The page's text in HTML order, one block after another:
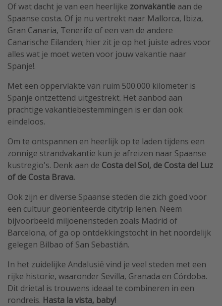
Of wat dacht je van een heerlijke zonvakantie aan de
Spaanse costa. Of je nu vertrekt naar Mallorca, Ibiza,
Gran Canaria, Tenerife of een van de andere
Canarische Eilanden; hier zit je op het juiste adres voor
alles wat je moet weten voor jouw vakantie naar
Spanje!.
Met een oppervlakte van ruim 500.000 kilometer is
Spanje ontzettend uitgestrekt. Het aanbod aan
prachtige vakantiebestemmingen is er dan ook
eindeloos.
Om te ontspannen en heerlijk op te laden tijdens een
zonnige strandvakantie kun je afreizen naar Spaanse
kustregio's. Denk aan de Costa del Sol, de Costa del Luz
of de Costa Brava.
Ook zijn er diverse Spaanse steden die zich goed voor
een cultuur georiënteerde citytrip lenen. Neem
bijvoorbeeld miljoenensteden zoals Madrid of
Barcelona, of ga op ontdekkingstocht in het noordelijk
gelegen Bilbao of San Sebastián.
In het zuidelijke Andalusië vind je veel steden met een
rijke historie, waaronder Sevilla, Granada en Córdoba.
Dit drietal is trouwens ideaal te combineren in een
rondreis. Hasta la vista, baby!